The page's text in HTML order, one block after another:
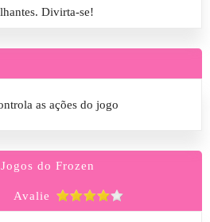
Divirta-se!
as ações do jogo
do Frozen
Avalie